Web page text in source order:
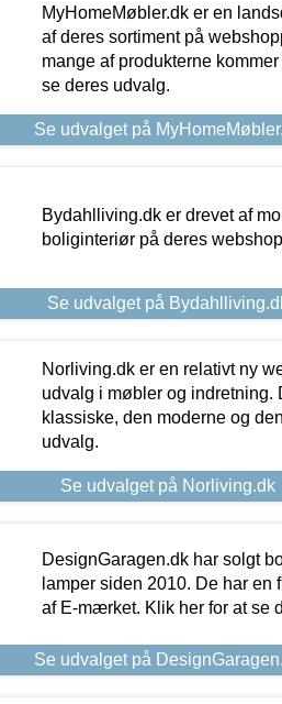
MyHomeMøbler.dk er en
af deres sortiment på
mange af produkterne
se deres udvalg.
Se udvalget på
Bydahlliving.dk er drevet af
boliginteriør på deres
Se udvalget på
Norliving.dk er en relativt ny
udvalg i møbler og indretning.
klassiske, den moderne og
udvalg.
Se udvalget på Norliving.dk
DesignGaragen.dk har solgt
lamper siden 2010. De har en
af E-mærket. Klik her for at se
Se udvalget på